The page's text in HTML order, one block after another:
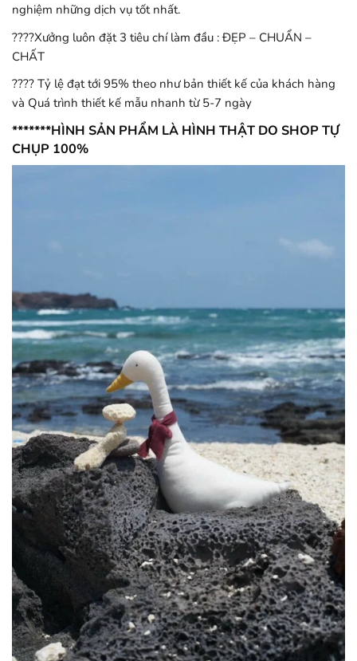
nghiệm những dịch vụ tốt nhất.
????Xưởng luôn đặt 3 tiêu chí làm đầu : ĐẸP – CHUẨN –
CHẤT
???? Tỷ lệ đạt tới 95% theo như bản thiết kế của khách hàng
và Quá trình thiết kế mẫu nhanh từ 5-7 ngày
*******HÌNH SẢN PHẨM LÀ HÌNH THẬT DO SHOP TỰ
CHỤP 100%